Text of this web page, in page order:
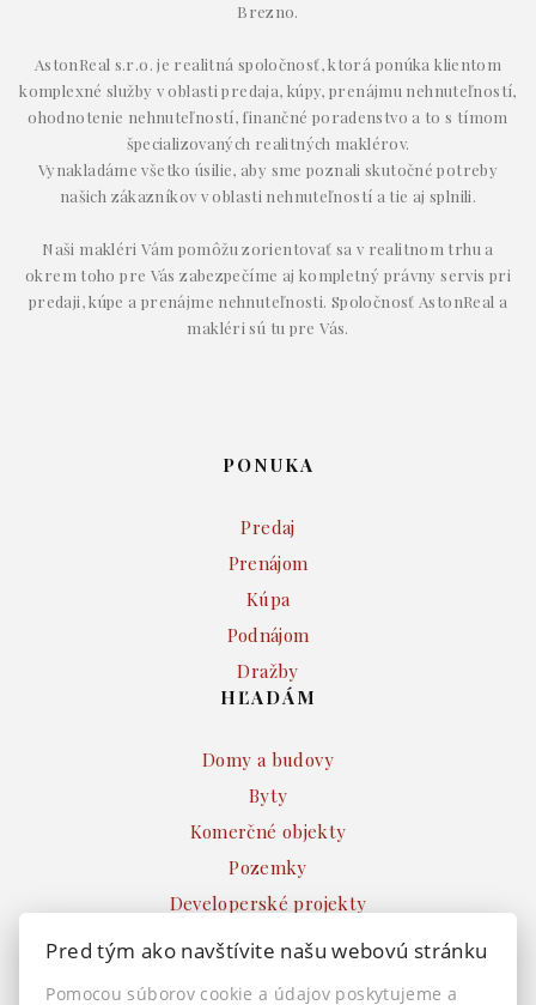
Brezno.
AstonReal s.r.o. je realitná spoločnosť, ktorá ponúka klientom
komplexné služby v oblasti predaja, kúpy, prenájmu nehnuteľností,
ohodnotenie nehnuteľností, finančné poradenstvo a to s tímom
špecializovaných realitných maklérov.
Vynakladáme všetko úsilie, aby sme poznali skutočné potreby
našich zákazníkov v oblasti nehnuteľností a tie aj splnili.
Naši makléri Vám pomôžu zorientovať sa v realitnom trhu a
okrem toho pre Vás zabezpečíme aj kompletný právny servis pri
predaji, kúpe a prenájme nehnuteľnosti. Spoločnosť AstonReal a
makléri sú tu pre Vás.
PONUKA
Predaj
Prenájom
Kúpa
Podnájom
Dražby
HĽADÁM
Domy a budovy
Byty
Komerčné objekty
Pozemky
Developerské projekty
Ostatné
INFO
Pred tým ako navštívite našu webovú stránku
Pomocou súborov cookie a údajov poskytujeme a